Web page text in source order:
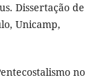
Dissertação de
Unicamp,
no